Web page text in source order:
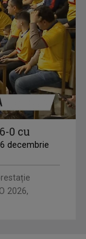
0 cu
decembrie
2026,